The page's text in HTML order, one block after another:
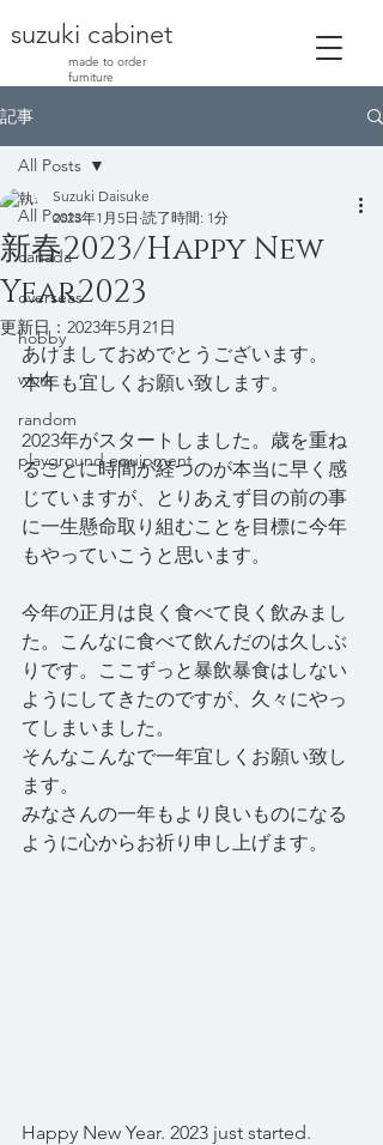
made to order
furniture
suzuki cabinet
記事
All Posts
canada
overseas
hobby
work
random
playground equipment
All Posts
新春2023/Happy New
Year2023
Suzuki Daisuke
2023年1月5日 読了時間: 1分
更新日： 2023年5月21日
あけましておめでとうございます。
本年も宜しくお願い致します。
2023年がスタートしました。歳を重ね
るごとに時間が経つのが本当に早く感
じていますが、とりあえず目の前の事
に一生懸命取り組むことを目標に今年
もやっていこうと思います。
今年の正月は良く食べて良く飲みまし
た。こんなに食べて飲んだのは久しぶ
りです。ここずっと暴飲暴食はしない
ようにしてきたのですが、久々にやっ
てしまいました。
そんなこんなで一年宜しくお願い致し
ます。
みなさんの一年もより良いものになる
ように心からお祈り申し上げます。
Happy New Year. 2023 just started.